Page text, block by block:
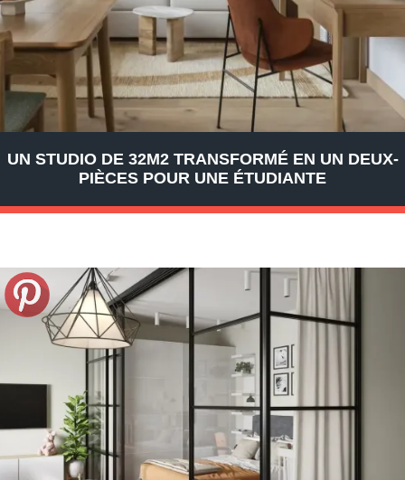
UN STUDIO DE 32M2 TRANSFORMÉ EN UN DEUX-
PIÈCES POUR UNE ÉTUDIANTE